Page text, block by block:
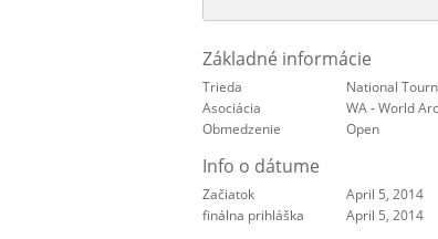
Základné informácie
Trieda
National
Asociácia
WA - World
Obmedzenie
Open
Info o dátume
Začiatok April 5, 2014
finálna prihláška
April 5, 2014